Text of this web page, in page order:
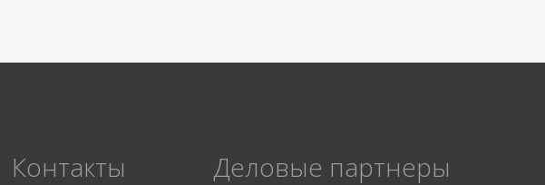
Контакты Деловые партнеры